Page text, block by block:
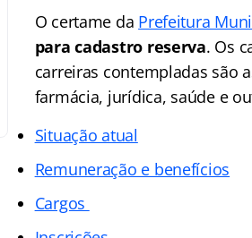
O certame da Prefeitura
para cadastro reserva. Os
carreiras contempladas são
farmácia, jurídica, saúde e
Situação atual
Remuneração e benefícios
Cargos